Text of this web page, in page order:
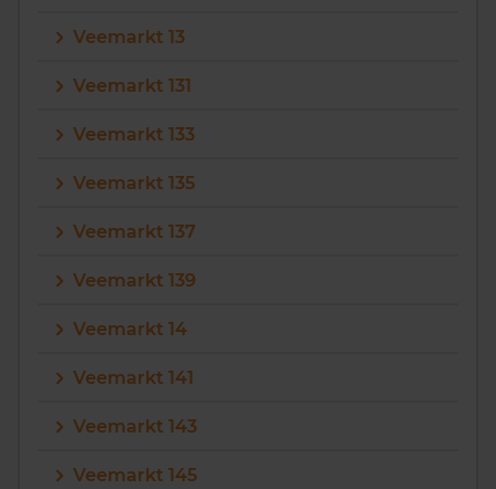
Veemarkt 13
Veemarkt 131
Veemarkt 133
Veemarkt 135
Veemarkt 137
Veemarkt 139
Veemarkt 14
Veemarkt 141
Veemarkt 143
Veemarkt 145